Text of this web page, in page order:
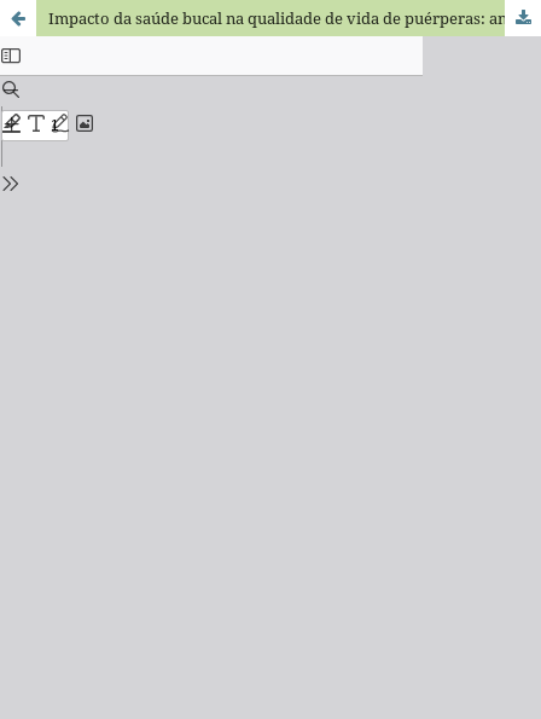
Impacto da saúde bucal na qualidade de vida de puérperas: análise de fatores associados à saúde e bem-estar no Hospital Nossa Senhora da Saúde em Diamantina-MG